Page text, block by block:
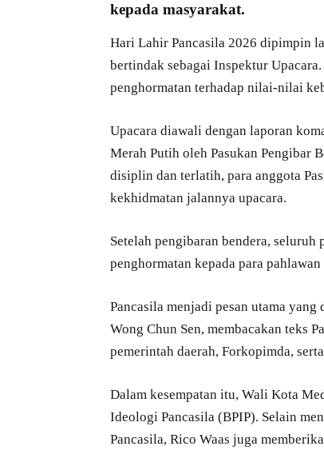
kepada masyarakat.
Hari Lahir Pancasila 2026 dipimpin
bertindak sebagai Inspektur
penghormatan terhadap nilai-nilai
Upacara diawali dengan laporan
Merah Putih oleh Pasukan Pengibar
disiplin dan terlatih, para anggota
kekhidmatan jalannya upacara.
Setelah pengibaran bendera,
penghormatan kepada para
Pancasila menjadi pesan utama
Wong Chun Sen, membacakan teks
pemerintah daerah, Forkopimda,
Dalam kesempatan itu, Wali Kota
Ideologi Pancasila (BPIP). Selain
Pancasila, Rico Waas juga